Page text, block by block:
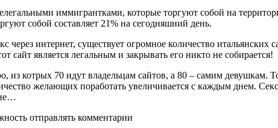
иммигрантками, которые торгуют собой на
собой составляет 21% на сегодняшний день.
через интернет, существует огромное количество
сайт является легальным и закрывать его никто не собирается!
котрых 70 идут владельцам сайтов, а 80 – самим девушкам.
желающих поработать увеличивается с каждым днем.
отправлять комментарии